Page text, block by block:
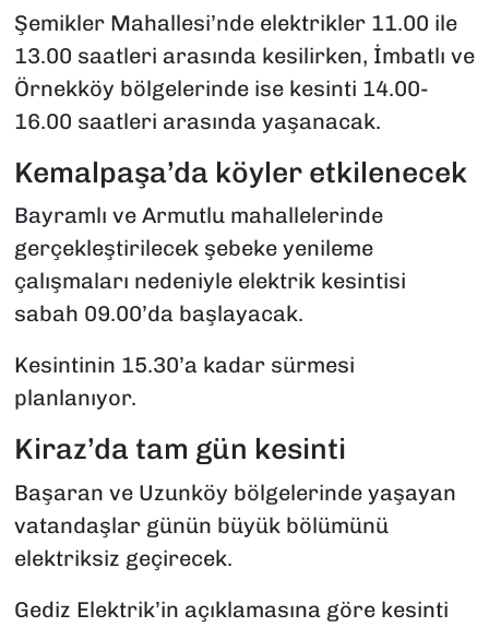
Şemikler Mahallesi’nde elektrikler 11.00 ile
13.00 saatleri arasında kesilirken, İmbatlı ve
Örnekköy bölgelerinde ise kesinti 14.00-
16.00 saatleri arasında yaşanacak.
Kemalpaşa’da köyler etkilenecek
Bayramlı ve Armutlu mahallelerinde
gerçekleştirilecek şebeke yenileme
çalışmaları nedeniyle elektrik kesintisi
sabah 09.00’da başlayacak.
Kesintinin 15.30’a kadar sürmesi
planlanıyor.
Kiraz’da tam gün kesinti
Başaran ve Uzunköy bölgelerinde yaşayan
vatandaşlar günün büyük bölümünü
elektriksiz geçirecek.
Gediz Elektrik’in açıklamasına göre kesinti